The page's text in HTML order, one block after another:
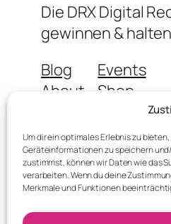
Um dir ein optimales Erlebnis zu
Geräteinformationen zu speichern
zustimmst, können wir Daten wie das
verarbeiten. Wenn du deine
Merkmale und Funktionen
Die DRX Digital
gewinnen &
Blog
About
Authors
Events
Shop
Patterns
Themes